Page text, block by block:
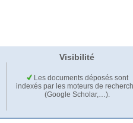
Visibilité
Les documents déposés sont
indexés par les moteurs de
(Google Scholar,…).